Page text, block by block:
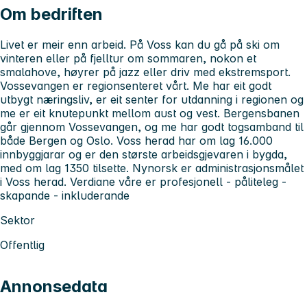
Om bedriften
Livet er meir enn arbeid. På Voss kan du gå på ski om
vinteren eller på fjelltur om sommaren, nokon et
smalahove, høyrer på jazz eller driv med ekstremsport.
Vossevangen er regionsenteret vårt. Me har eit godt
utbygt næringsliv, er eit senter for utdanning i regionen og
me er eit knutepunkt mellom aust og vest. Bergensbanen
går gjennom Vossevangen, og me har godt togsamband til
både Bergen og Oslo. Voss herad har om lag 16.000
innbyggjarar og er den største arbeidsgjevaren i bygda,
med om lag 1350 tilsette. Nynorsk er administrasjonsmålet
i Voss herad. Verdiane våre er profesjonell - påliteleg -
skapande - inkluderande
Sektor
Offentlig
Annonsedata